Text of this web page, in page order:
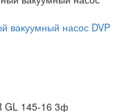
вакуумный насос DVP